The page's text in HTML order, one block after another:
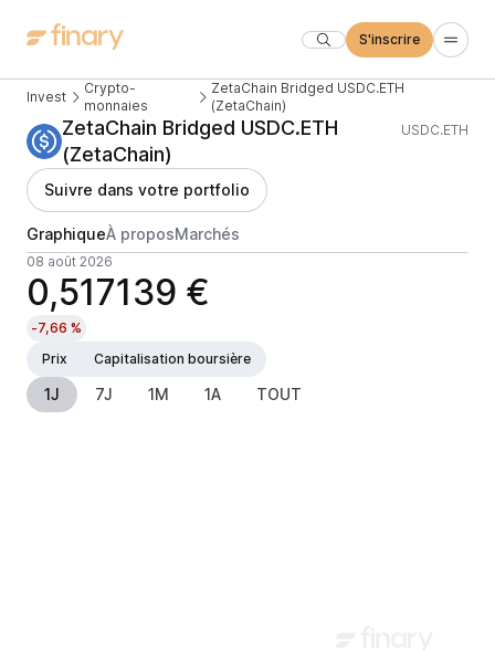
S'inscrire
Invest
Crypto-
monnaies
ZetaChain Bridged USDC.ETH
(ZetaChain)
ZetaChain Bridged USDC.ETH
(ZetaChain)
USDC.ETH
Suivre dans votre portfolio
GraphiqueÀ proposMarchés
08 août 2026
0,517139 €
-7,66 %
Prix
Capitalisation boursière
1J 7J 1M 1A TOUT